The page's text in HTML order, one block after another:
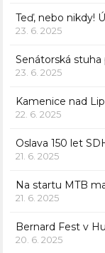
Teď, nebo nikdy!
23. 6. 2025
Senátorská
23. 6. 2025
Kamenice nad
22. 6. 2025
Oslava 150 let
21. 6. 2025
Na startu MTB
21. 6. 2025
Bernard Fest v
20. 6. 2025